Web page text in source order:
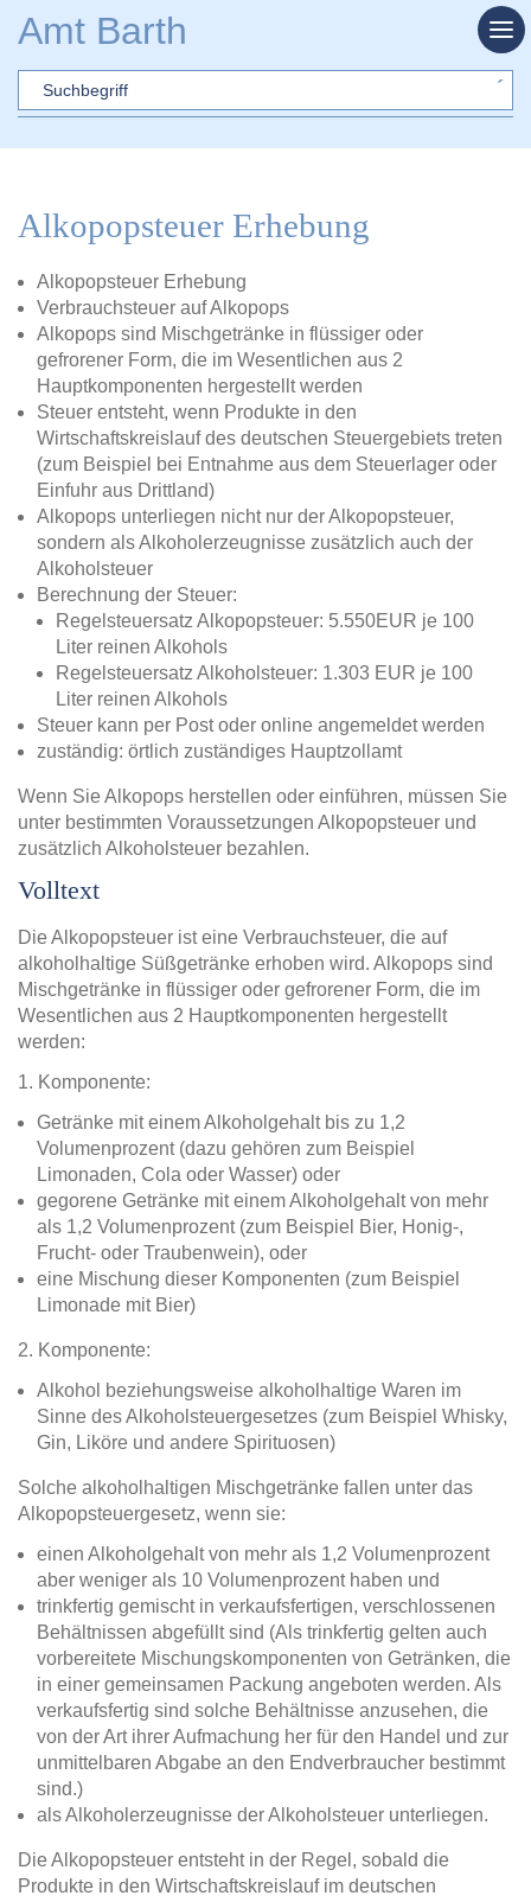
Amt Barth
Sword
Alkopopsteuer Erhebung
Alkopopsteuer Erhebung
Verbrauchsteuer auf Alkopops
Alkopops sind Mischgetränke in flüssiger oder
gefrorener Form, die im Wesentlichen aus 2
Hauptkomponenten hergestellt werden
Steuer entsteht, wenn Produkte in den
Wirtschaftskreislauf des deutschen Steuergebiets treten
(zum Beispiel bei Entnahme aus dem Steuerlager oder
Einfuhr aus Drittland)
Alkopops unterliegen nicht nur der Alkopopsteuer,
sondern als Alkoholerzeugnisse zusätzlich auch der
Alkoholsteuer
Berechnung der Steuer:
Regelsteuersatz Alkopopsteuer: 5.550EUR je 100
Liter reinen Alkohols
Regelsteuersatz Alkoholsteuer: 1.303 EUR je 100
Liter reinen Alkohols
Steuer kann per Post oder online angemeldet werden
zuständig: örtlich zuständiges Hauptzollamt
Wenn Sie Alkopops herstellen oder einführen, müssen Sie
unter bestimmten Voraussetzungen Alkopopsteuer und
zusätzlich Alkoholsteuer bezahlen.
Volltext
Die Alkopopsteuer ist eine Verbrauchsteuer, die auf
alkoholhaltige Süßgetränke erhoben wird. Alkopops sind
Mischgetränke in flüssiger oder gefrorener Form, die im
Wesentlichen aus 2 Hauptkomponenten hergestellt
werden:
1. Komponente:
Getränke mit einem Alkoholgehalt bis zu 1,2
Volumenprozent (dazu gehören zum Beispiel
Limonaden, Cola oder Wasser) oder
gegorene Getränke mit einem Alkoholgehalt von mehr
als 1,2 Volumenprozent (zum Beispiel Bier, Honig-,
Frucht- oder Traubenwein), oder
eine Mischung dieser Komponenten (zum Beispiel
Limonade mit Bier)
2. Komponente:
Alkohol beziehungsweise alkoholhaltige Waren im
Sinne des Alkoholsteuergesetzes (zum Beispiel Whisky,
Gin, Liköre und andere Spirituosen)
Solche alkoholhaltigen Mischgetränke fallen unter das
Alkopopsteuergesetz, wenn sie:
einen Alkoholgehalt von mehr als 1,2 Volumenprozent
aber weniger als 10 Volumenprozent haben und
trinkfertig gemischt in verkaufsfertigen, verschlossenen
Behältnissen abgefüllt sind (Als trinkfertig gelten auch
vorbereitete Mischungskomponenten von Getränken, die
in einer gemeinsamen Packung angeboten werden. Als
verkaufsfertig sind solche Behältnisse anzusehen, die
von der Art ihrer Aufmachung her für den Handel und zur
unmittelbaren Abgabe an den Endverbraucher bestimmt
sind.)
als Alkoholerzeugnisse der Alkoholsteuer unterliegen.
Die Alkopopsteuer entsteht in der Regel, sobald die
Produkte in den Wirtschaftskreislauf im deutschen